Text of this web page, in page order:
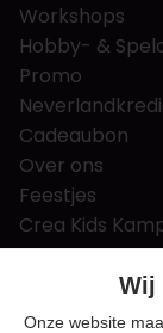
Workshops
Hobby- &
Promo
Cadeaubon
Over ons
Feestjes
Crea Kids
FAQ
Tips & tricks
Contact
Wij
Onze website